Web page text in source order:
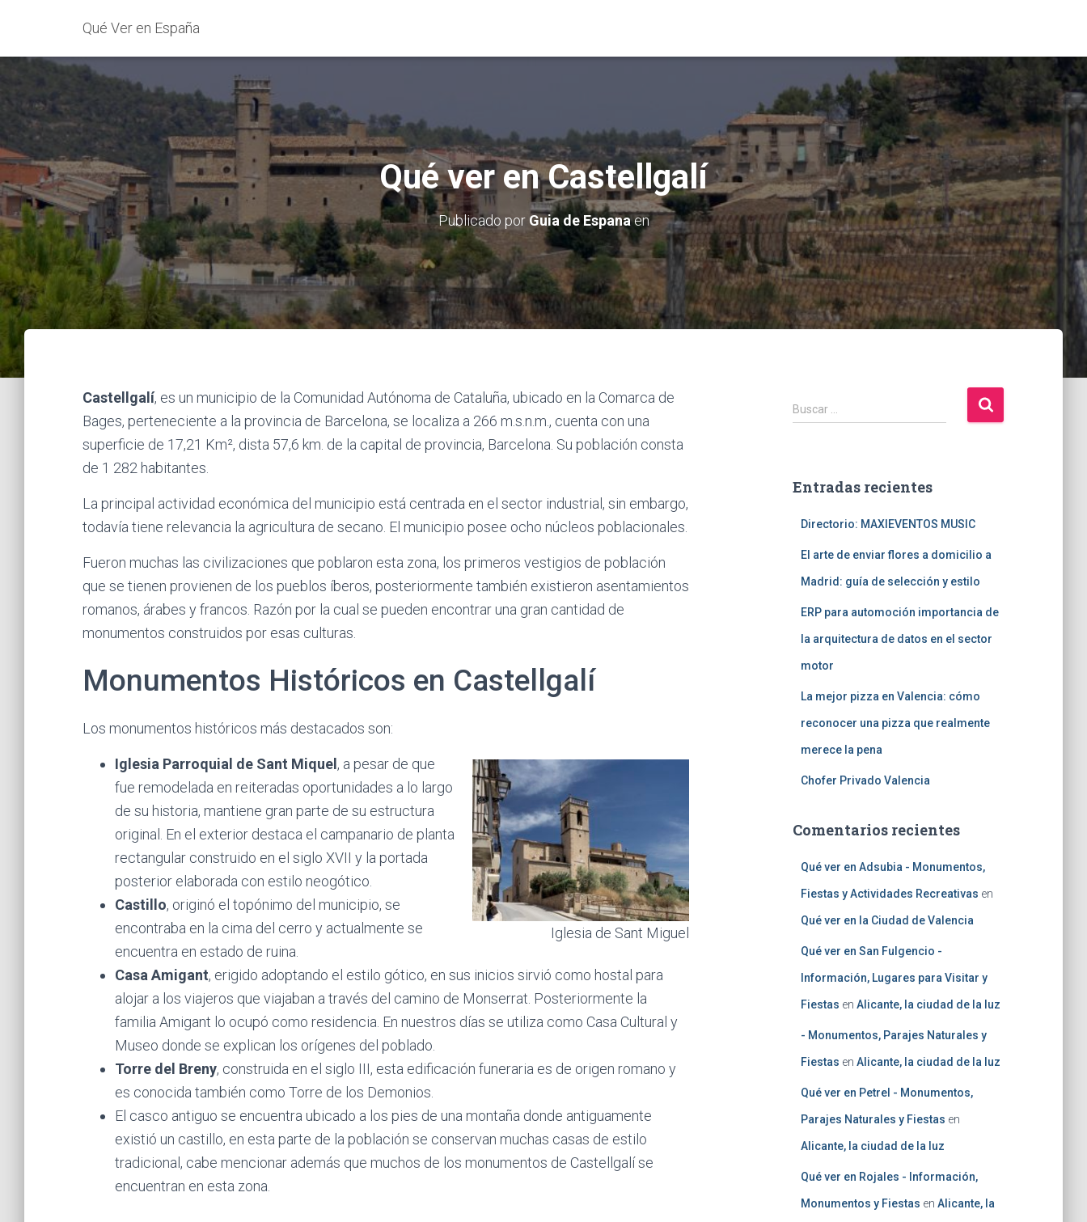
Qué Ver en España
Qué ver en Castellgalí
Publicado por Guia de Espanaen
Castellgalí, es un municipio de la Comunidad Autónoma de Cataluña, ubicado en la Comarca de
Bages, perteneciente a la provincia de Barcelona, se localiza a 266 m.s.n.m., cuenta con una
superficie de 17,21 Km², dista 57,6 km. de la capital de provincia, Barcelona. Su población consta
de 1 282 habitantes.
La principal actividad económica del municipio está centrada en el sector industrial, sin embargo,
todavía tiene relevancia la agricultura de secano. El municipio posee ocho núcleos poblacionales.
Fueron muchas las civilizaciones que poblaron esta zona, los primeros vestigios de población
que se tienen provienen de los pueblos íberos, posteriormente también existieron asentamientos
romanos, árabes y francos. Razón por la cual se pueden encontrar una gran cantidad de
monumentos construidos por esas culturas.
Monumentos Históricos en Castellgalí
Los monumentos históricos más destacados son:
Iglesia de Sant Miguel
Iglesia Parroquial de Sant Miquel , a pesar de que
fue remodelada en reiteradas oportunidades a lo largo
de su historia, mantiene gran parte de su estructura
original. En el exterior destaca el campanario de planta
rectangular construido en el siglo XVII y la portada
posterior elaborada con estilo neogótico.
Castillo, originó el topónimo del municipio, se
encontraba en la cima del cerro y actualmente se
encuentra en estado de ruina.
Casa Amigant, erigido adoptando el estilo gótico, en sus inicios sirvió como hostal para
alojar a los viajeros que viajaban a través del camino de Monserrat. Posteriormente la
familia Amigant lo ocupó como residencia. En nuestros días se utiliza como Casa Cultural y
Museo donde se explican los orígenes del poblado.
Torre del Breny, construida en el siglo III, esta edificación funeraria es de origen romano y
es conocida también como Torre de los Demonios.
El casco antiguo se encuentra ubicado a los pies de una montaña donde antiguamente
existió un castillo, en esta parte de la población se conservan muchas casas de estilo
tradicional, cabe mencionar además que muchos de los monumentos de Castellgalí se
encuentran en esta zona.
B
u
r
Buscar …
Entradas recientes
Directorio: MAXIEVENTOS MUSIC
El arte de enviar flores a domicilio a
Madrid: guía de selección y estilo
ERP para automoción importancia de
la arquitectura de datos en el sector
motor
La mejor pizza en Valencia: cómo
reconocer una pizza que realmente
merece la pena
Chofer Privado Valencia
Comentarios recientes
Qué ver en Adsubia - Monumentos,
Fiestas y Actividades Recreativas en
Qué ver en la Ciudad de Valencia
Qué ver en San Fulgencio -
Información, Lugares para Visitar y
Fiestas en Alicante, la ciudad de la luz
- Monumentos, Parajes Naturales y
Fiestas en Alicante, la ciudad de la luz
Qué ver en Petrel - Monumentos,
Parajes Naturales y Fiestas en
Alicante, la ciudad de la luz
Qué ver en Rojales - Información,
Monumentos y Fiestas en Alicante, la